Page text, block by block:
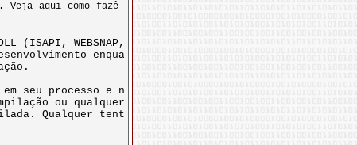
Veja aqui como fazê-